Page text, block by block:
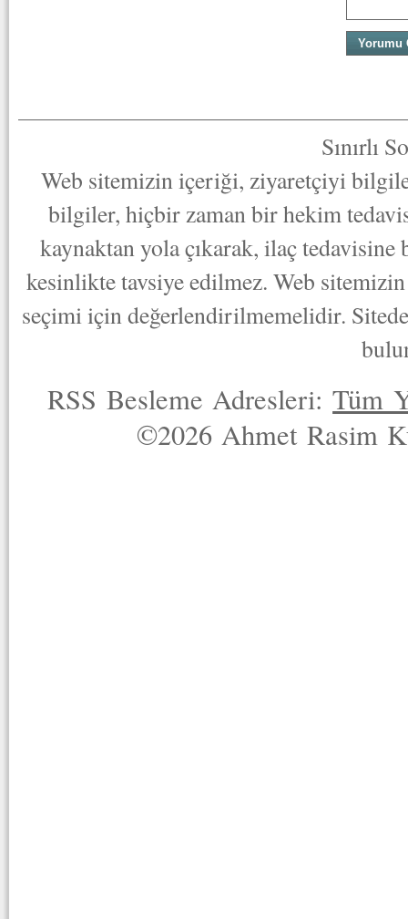
Sınırlı
Web sitemizin içeriği, ziyaretçiyi
bilgiler, hiçbir zaman bir hekim
kaynaktan yola çıkarak, ilaç
kesinlikte tavsiye edilmez. Web
seçimi için değerlendirilmemelidir.
RSS Besleme Adresleri:Tüm
©2026 Ahmet Rasim